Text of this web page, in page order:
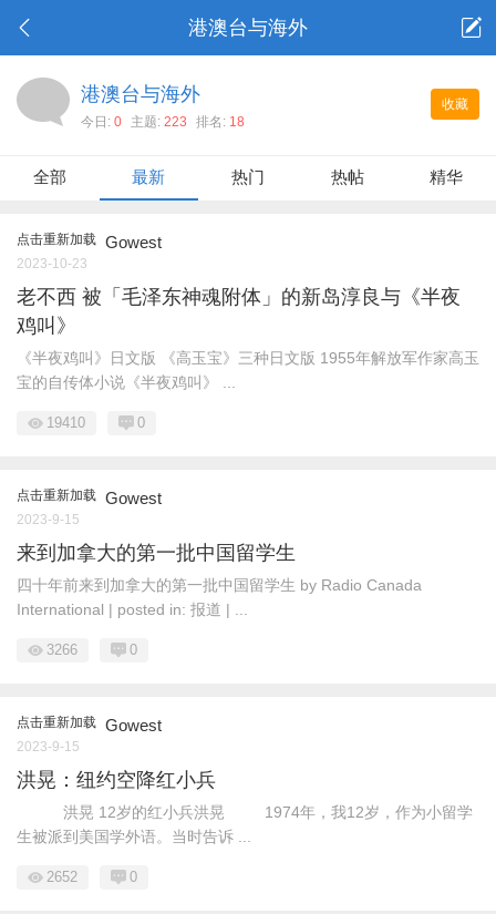
港澳台与海外
收藏
港澳台与海外
今日: 0 主题: 223 排名: 18
全部 最新 热门 热帖 精华
点击重新加载 Gowest
2023-10-23
老不西 被「毛泽东神魂附体」的新岛淳良与《半夜
鸡叫》
《半夜鸡叫》日文版 《高玉宝》三种日文版 1955年解放军作家高玉
宝的自传体小说《半夜鸡叫》 ...
19410 0
点击重新加载 Gowest
2023-9-15
来到加拿大的第一批中国留学生
四十年前来到加拿大的第一批中国留学生 by Radio Canada
International | posted in: 报道 | ...
3266 0
点击重新加载 Gowest
2023-9-15
洪晃：纽约空降红小兵
洪晃 12岁的红小兵洪晃 1974年，我12岁，作为小留学
生被派到美国学外语。当时告诉 ...
2652 0